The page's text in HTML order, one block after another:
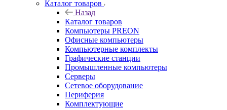
Каталог товаров
Назад
Каталог товаров
Компьютеры PREON
Офисные компьютеры
Компьютерные комплекты
Графические станции
Промышленные компьютеры
Серверы
Сетевое оборудование
Периферия
Комплектующие